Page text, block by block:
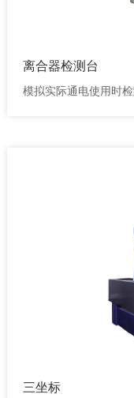
离合器检测台
模拟实际通电使用时
三坐标